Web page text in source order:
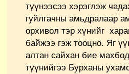
түүнээсээ хэрэглэж
гуйлгачны амьдралаар
орхивол тэр хүнийг
байжээ гэж тооцно. Яг
алтан сайхан бие
түүнийгээ Бурханы